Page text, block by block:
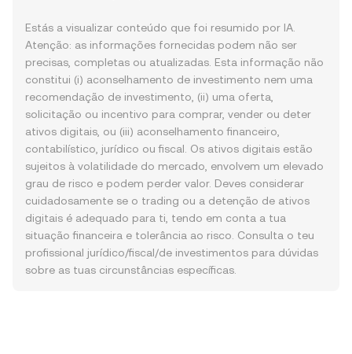
Estás a visualizar conteúdo que foi resumido por IA.
Atenção: as informações fornecidas podem não ser
precisas, completas ou atualizadas. Esta informação não
constitui (i) aconselhamento de investimento nem uma
recomendação de investimento, (ii) uma oferta,
solicitação ou incentivo para comprar, vender ou deter
ativos digitais, ou (iii) aconselhamento financeiro,
contabilístico, jurídico ou fiscal. Os ativos digitais estão
sujeitos à volatilidade do mercado, envolvem um elevado
grau de risco e podem perder valor. Deves considerar
cuidadosamente se o trading ou a detenção de ativos
digitais é adequado para ti, tendo em conta a tua
situação financeira e tolerância ao risco. Consulta o teu
profissional jurídico/fiscal/de investimentos para dúvidas
sobre as tuas circunstâncias específicas.